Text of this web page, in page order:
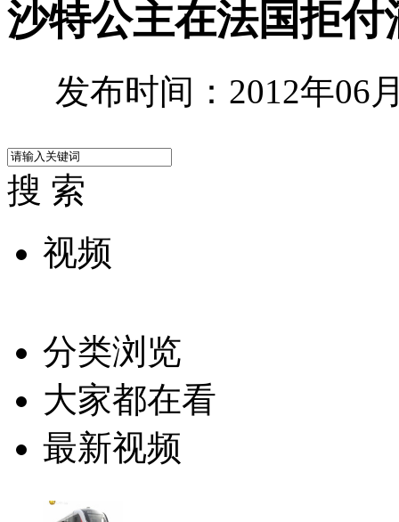
沙特公主在法国拒
发布时间：2012年06
搜 索
视频
分类浏览
大家都在看
最新视频